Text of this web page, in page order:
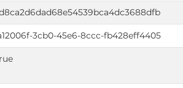
3cb0-45e6-8ccc-fb428eff4405